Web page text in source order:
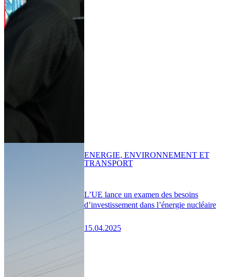
L’UE lance un examen des besoins
d’investissement dans l’énergie nucléaire
15.04.2025
ENERGIE, ENVIRONNEMENT ET
TRANSPORT